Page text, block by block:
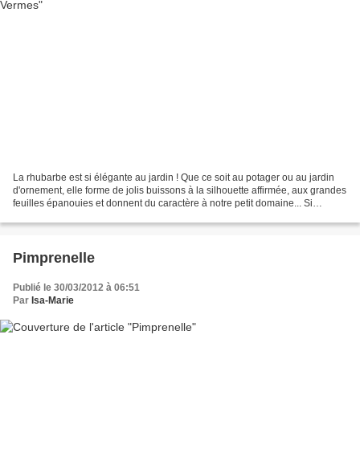
La rhubarbe est si élégante au jardin ! Que ce soit au potager ou au jardin
d'ornement, elle forme de jolis buissons à la silhouette affirmée, aux grandes
feuilles épanouies et donnent du caractère à notre petit domaine... Si
Pimprenelle
Publié le 30/03/2012 à 06:51
Par Isa-Marie